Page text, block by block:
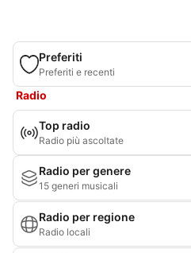
Preferiti
Preferiti e recenti
Radio
Top radio
Radio più ascoltate
Radio per genere
15 generi musicali
Radio per regione
Radio locali